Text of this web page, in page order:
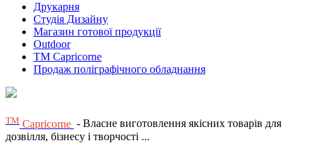
Друкарня
Студія Дизайну
Магазин готової продукції
Outdoor
TM Capricorne
Продаж поліграфічного обладнання
ТМ Capricorne - Власне виготовлення якісних товарів для
дозвілля, бізнесу і творчості ...